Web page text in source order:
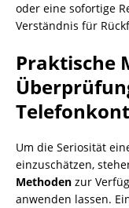
oder eine sofortige
Verständnis für
Praktische
Um die Seriosität
einzuschätzen,
Methoden zur
anwenden lassen.